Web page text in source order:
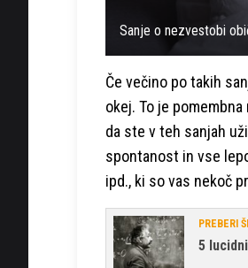
Sanje o nezvestobi
Če večino po takih
okej. To je
da ste v teh sanjah
spontanost in vse
ipd., ki so vas nekoč
PREBERI
5